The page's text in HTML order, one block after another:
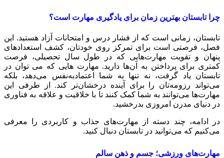
تابستان بهترین زمان برای یادگیری مهارت است؟
زمانی است که از فشار درس و امتحانات آزاد هستید. این
فرصتی است برای تمرکز روی خودتان، کشف استعدادهای
و تقویت مهارت‌هایی که در طول سال تحصیلی، فرصت
برای پرداختن به آن‌ها دارید. مهارت ‌هایی که می توان در
یاد گرفت، نه تنها به شما اعتمادبه‌نفس می‌دهد، بلکه
رزومه‌تان را برای آینده درخشان‌تر کند. از طرفی این
می‌توانند به شما کمک کنند تا با خلاقیت و علاقه به فناوری
دنیای مدرن امروزی بدرخشید.
ادامه، چند دسته از مهارت‌های جذاب و کاربردی را معرفی
که می‌توانید در تابستان دنبال کنید.
ورزشی؛ جسم و ذهن سالم